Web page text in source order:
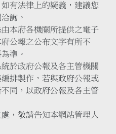
有法律上的疑義，建議您
詢。
本府各機關所提供之電子
公報之公布文字有所不
準。
於政府公報及各主管機關
排製作，若與政府公報或
同，以政府公報及各主管
，敬請告知本網站管理人